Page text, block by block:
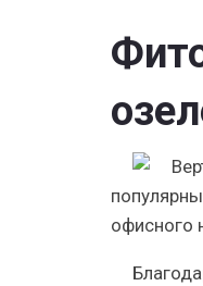
офисного